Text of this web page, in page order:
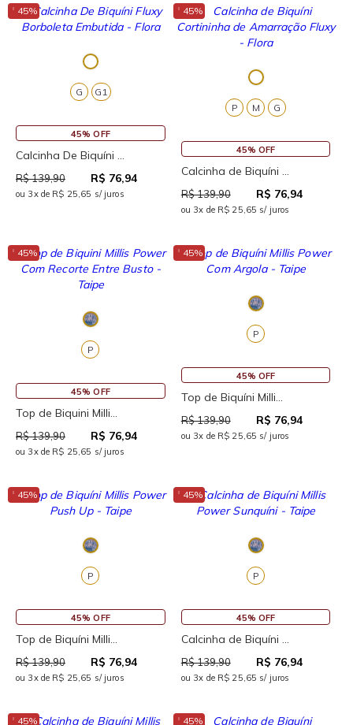
↓ 45%
G G1
45% OFF
Calcinha De Biquíni ...
R$ 139,90 R$ 76,94
ou 3x de R$ 25,65 s/ juros
↓ 45%
G
M
P
45% OFF
Calcinha de Biquíni ...
R$ 139,90 R$ 76,94
ou 3x de R$ 25,65 s/ juros
↓ 45%
P
45% OFF
Top de Biquini Milli...
R$ 139,90 R$ 76,94
ou 3x de R$ 25,65 s/ juros
↓ 45%
P
45% OFF
Top de Biquíni Milli...
R$ 139,90 R$ 76,94
ou 3x de R$ 25,65 s/ juros
↓ 45%
P
45% OFF
Top de Biquíni Milli...
R$ 139,90 R$ 76,94
ou 3x de R$ 25,65 s/ juros
↓ 45%
P
45% OFF
Calcinha de Biquíni ...
R$ 139,90 R$ 76,94
ou 3x de R$ 25,65 s/ juros
↓ 45% ↓ 45%